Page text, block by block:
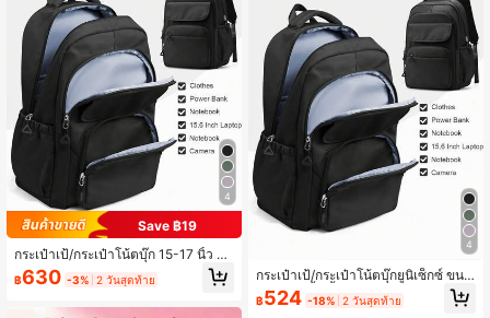
4
Save ฿19
กระเป๋าเป้/กระเป๋าโน้ตบุ๊ก 15-17 นิ้ว น้ำ
หนักเบาและทนทาน กระเป๋าโน้ตบุ๊ก 15.
6 นิ้ว สำหรับทุกเพศ กระเป๋าเป้เดินป่าก
฿630 -3% 2 วันสุดท้าย
4
กระเป๋าเป้/กระเป๋าโน้ตบุ๊กยูนิเซ็กซ์ ขนา
ด 15-17 นิ้ว น้ำหนักเบาและทนทาน กร
ะเป๋าโน้ตบุ๊กขนาด 15.6 นิ้ว
฿524 -18% 2 วันสุดท้าย